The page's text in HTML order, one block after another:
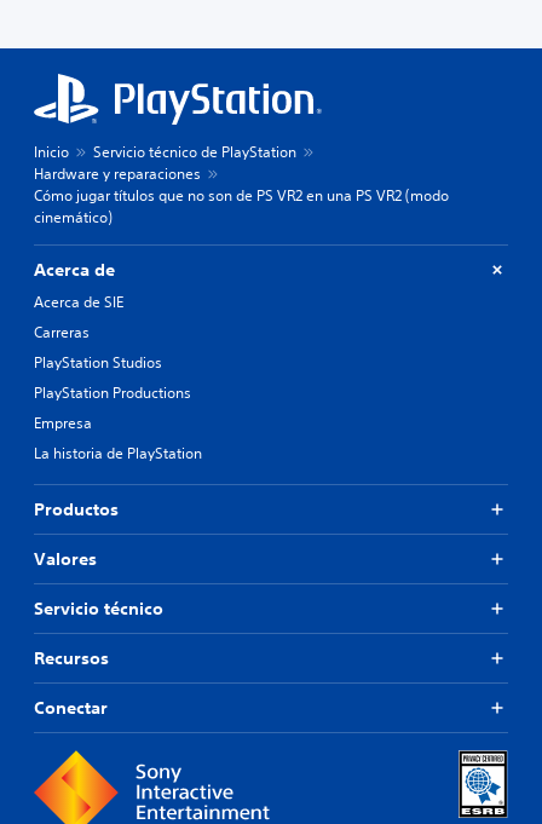
Inicio
Servicio técnico de PlayStation
Hardware y reparaciones
Cómo jugar títulos que no son de PS VR2 en una PS VR2 (modo
cinemático)
Acerca de
Acerca de SIE
Carreras
PlayStation Studios
PlayStation Productions
Empresa
La historia de PlayStation
Productos
Valores
Servicio técnico
Recursos
Conectar